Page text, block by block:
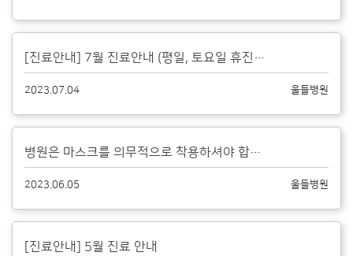
[진료안내] 7월 진료안내 (평일, 토요일 휴진일 없습니다)...
울들병원
2023.07.04
병원은 마스크를 의무적으로 착용하셔야 합니다....
울들병원
2023.06.05
[진료안내] 5월 진료 안내